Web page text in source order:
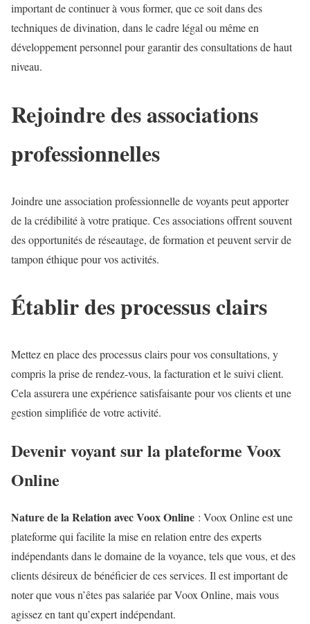
important de continuer à vous former, que ce soit dans des
techniques de divination, dans le cadre légal ou même en
développement personnel pour garantir des consultations de haut
niveau.
Rejoindre des associations
professionnelles
Joindre une association professionnelle de voyants peut apporter
de la crédibilité à votre pratique. Ces associations offrent souvent
des opportunités de réseautage, de formation et peuvent servir de
tampon éthique pour vos activités.
Établir des processus clairs
Mettez en place des processus clairs pour vos consultations, y
compris la prise de rendez-vous, la facturation et le suivi client.
Cela assurera une expérience satisfaisante pour vos clients et une
gestion simplifiée de votre activité.
Devenir voyant sur la plateforme Voox
Online
Nature de la Relation avec Voox Online : Voox Online est une
plateforme qui facilite la mise en relation entre des experts
indépendants dans le domaine de la voyance, tels que vous, et des
clients désireux de bénéficier de ces services. Il est important de
noter que vous n’êtes pas salariée par Voox Online, mais vous
agissez en tant qu’expert indépendant.